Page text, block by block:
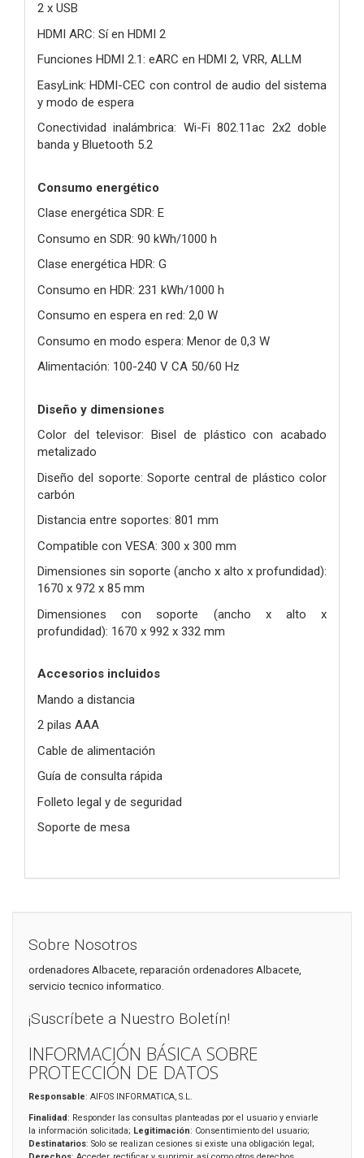
2 x USB
HDMI ARC: Sí en HDMI 2
Funciones HDMI 2.1: eARC en HDMI 2, VRR, ALLM
EasyLink: HDMI-CEC con control de audio del sistema
y modo de espera
Conectividad inalámbrica: Wi-Fi 802.11ac 2x2 doble
banda y Bluetooth 5.2
Consumo energético
Clase energética SDR: E
Consumo en SDR: 90 kWh/1000 h
Clase energética HDR: G
Consumo en HDR: 231 kWh/1000 h
Consumo en espera en red: 2,0 W
Consumo en modo espera: Menor de 0,3 W
Alimentación: 100-240 V CA 50/60 Hz
Diseño y dimensiones
Color del televisor: Bisel de plástico con acabado
metalizado
Diseño del soporte: Soporte central de plástico color
carbón
Distancia entre soportes: 801 mm
Compatible con VESA: 300 x 300 mm
Dimensiones sin soporte (ancho x alto x profundidad):
1670 x 972 x 85 mm
Dimensiones con soporte (ancho x alto x
profundidad): 1670 x 992 x 332 mm
Accesorios incluidos
Mando a distancia
2 pilas AAA
Cable de alimentación
Guía de consulta rápida
Folleto legal y de seguridad
Soporte de mesa
Sobre Nosotros
ordenadores Albacete, reparación ordenadores Albacete,
servicio tecnico informatico.
¡Suscríbete a Nuestro Boletín!
INFORMACIÓN BÁSICA SOBRE
PROTECCIÓN DE DATOS
Responsable: AIFOS INFORMATICA, S.L.
Finalidad: Responder las consultas planteadas por el usuario y enviarle
la información solicitada; Legitimación: Consentimiento del usuario;
Destinatarios: Solo se realizan cesiones si existe una obligación legal;